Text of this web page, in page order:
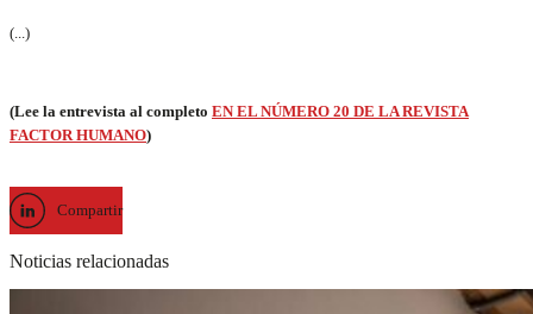
(...)
(Lee la entrevista al completo EN EL NÚMERO 20 DE LA REVISTA
FACTOR HUMANO)
Compartir
Noticias relacionadas